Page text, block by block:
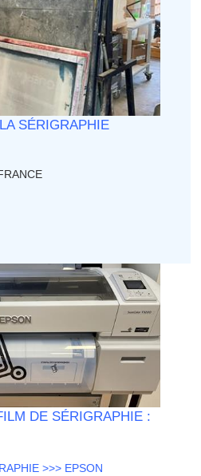
SÉRIGRAPHIE
DE SÉRIGRAPHIE :
>>> EPSON